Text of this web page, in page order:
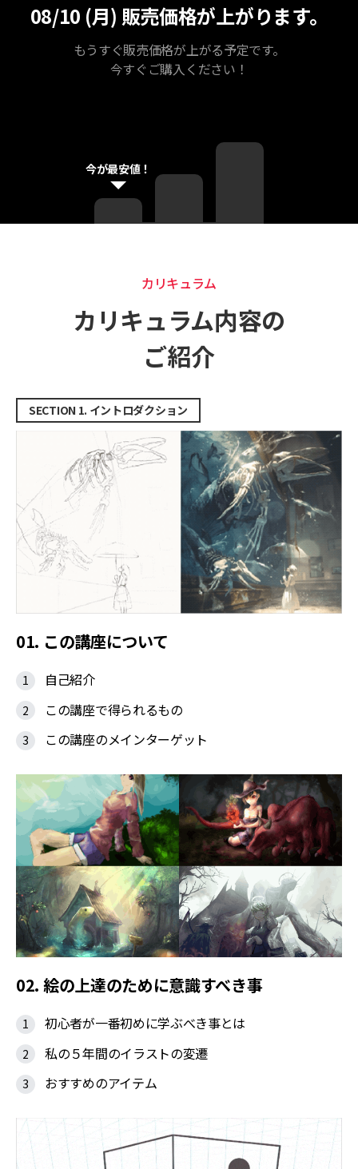
08/10 (月) 販売価格が上がります。
もうすぐ販売価格が上がる予定です。
今すぐご購入ください！
今が最安値！
カリキュラム
カリキュラム内容の
ご紹介
SECTION 1. イントロダクション
01. この講座について
自己紹介
この講座で得られるもの
この講座のメインターゲット
02. 絵の上達のために意識すべき事
初心者が一番初めに学ぶべき事とは
私の５年間のイラストの変遷
おすすめのアイテム